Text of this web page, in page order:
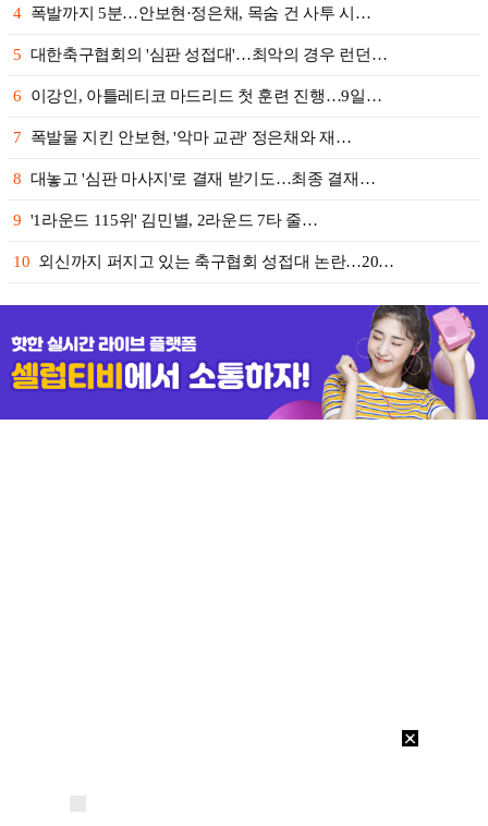
4 폭발까지 5분…안보현·정은채, 목숨 건 사투 시…
5 대한축구협회의 '심판 성접대'…최악의 경우 런던…
6 이강인, 아틀레티코 마드리드 첫 훈련 진행…9일…
7 폭발물 지킨 안보현, '악마 교관' 정은채와 재…
8 대놓고 '심판 마사지'로 결재 받기도…최종 결재…
9 '1라운드 115위' 김민별, 2라운드 7타 줄…
10 외신까지 퍼지고 있는 축구협회 성접대 논란…20…